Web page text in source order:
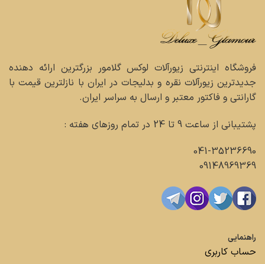
فروشگاه اینترنتی زیورآلات لوکس گلامور بزرگترین ارائه دهنده
جدیدترین زیورآلات نقره و بدلیجات در ایران با نازلترین قیمت با
گارانتی و فاکتور معتبر و ارسال به سراسر ایران.
پشتیبانی از ساعت 9 تا 24 در تمام روزهای هفته :
041-35236690
09148969369
راهنمایی
حساب کاربری